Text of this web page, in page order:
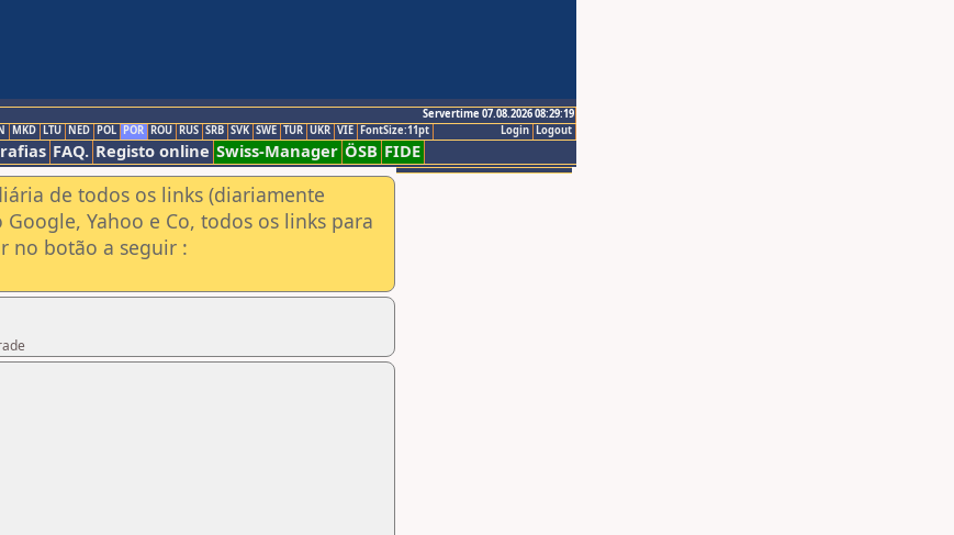
Servertime 07.08.2026 08:29:19
Logout
Login
MKD LTU NED POL POR ROU RUS SRB SVK SWE TUR UKR VIE FontSize:11pt
FAQ. Registo online Swiss-Manager ÖSB FIDE
de todos os links (diariamente
Yahoo e Co, todos os links para
no botão a seguir :